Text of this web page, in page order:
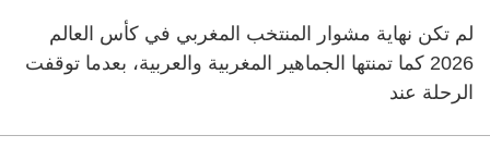
لم تكن نهاية مشوار المنتخب المغربي في كأس العالم
2026 كما تمنتها الجماهير المغربية والعربية، بعدما توقفت
الرحلة عند